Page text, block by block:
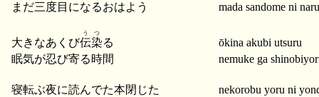
まだ三度目になるおはよう
mada sandome ni
大きなあくび伝染
うつ
る
ōkina akubi utsuru
眠気が忍び寄る時間
nemuke ga
寝転ぶ夜に読んでた本閉じた nekorobu yoru ni